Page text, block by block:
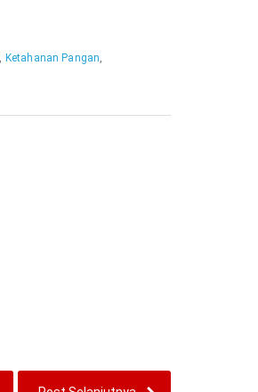
Ketahanan Pangan